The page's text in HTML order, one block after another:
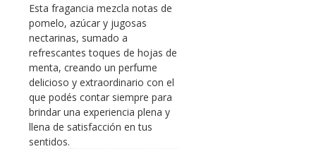
Esta fragancia mezcla notas de
pomelo, azúcar y jugosas
nectarinas, sumado a
refrescantes toques de hojas de
menta, creando un perfume
delicioso y extraordinario con el
que podés contar siempre para
brindar una experiencia plena y
llena de satisfacción en tus
sentidos.